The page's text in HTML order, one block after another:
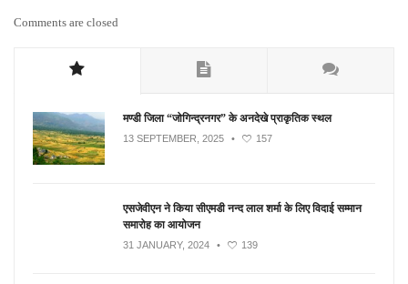
Comments are closed
मण्डी जिला “जोगिन्द्रनगर” के अनदेखे प्राकृतिक स्थल
13 SEPTEMBER, 2025 • 157
एसजेवीएन ने किया सीएमडी नन्‍द लाल शर्मा के लिए विदाई सम्मान
समारोह का आयोजन
31 JANUARY, 2024 • 139